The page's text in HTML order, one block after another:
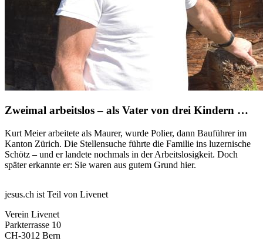
Zweimal arbeitslos – als Vater von drei Kindern …
Kurt Meier arbeitete als Maurer, wurde Polier, dann Bauführer im
Kanton Zürich. Die Stellensuche führte die Familie ins luzernische
Schötz – und er landete nochmals in der Arbeitslosigkeit. Doch
später erkannte er: Sie waren aus gutem Grund hier.
jesus.ch ist Teil von Livenet
Verein Livenet
Parkterrasse 10
CH-3012 Bern